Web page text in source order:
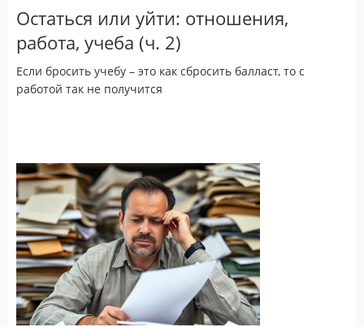
Остаться или уйти: отношения,
работа, учеба (ч. 2)
Если бросить учебу – это как сбросить балласт, то с
работой так не получится